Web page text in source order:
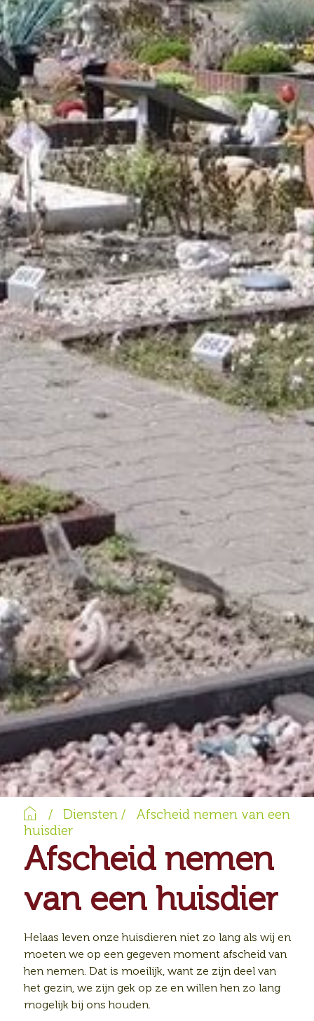
Home
/ Diensten/
Afscheid nemen van een
huisdier
Afscheid nemen
van een huisdier
Helaas leven onze huisdieren niet zo lang als wij en
moeten we op een gegeven moment afscheid van
hen nemen. Dat is moeilijk, want ze zijn deel van
het gezin, we zijn gek op ze en willen hen zo lang
mogelijk bij ons houden.